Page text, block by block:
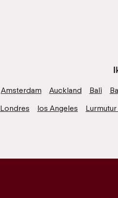
Amsterdam Auckland Bali
Londres
los Angeles